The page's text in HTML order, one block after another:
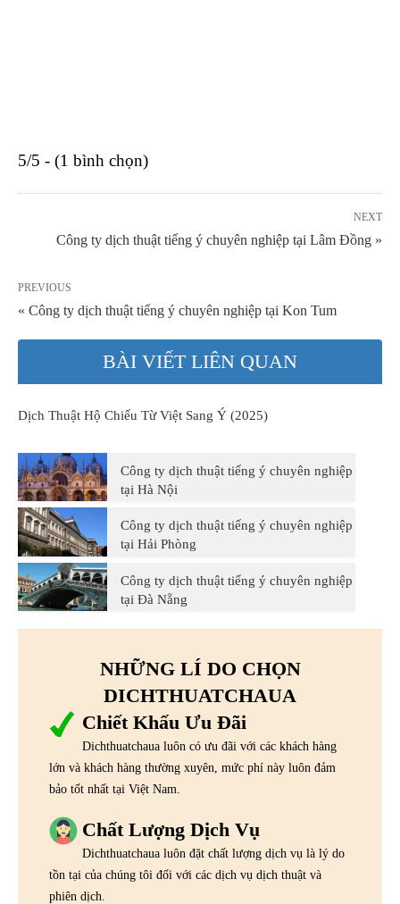
5/5 - (1 bình chọn)
NEXT
Công ty dịch thuật tiếng ý chuyên nghiệp tại Lâm Đồng »
PREVIOUS
« Công ty dịch thuật tiếng ý chuyên nghiệp tại Kon Tum
BÀI VIẾT LIÊN QUAN
Dịch Thuật Hộ Chiếu Từ Việt Sang Ý (2025)
Công ty dịch thuật tiếng ý chuyên nghiệp
tại Hà Nội
Công ty dịch thuật tiếng ý chuyên nghiệp
tại Hải Phòng
Công ty dịch thuật tiếng ý chuyên nghiệp
tại Đà Nẵng
NHỮNG LÍ DO CHỌN
DICHTHUATCHAUA
Chiết Khấu Ưu Đãi
Dichthuatchaua luôn có ưu đãi với các khách hàng
lớn và khách hàng thường xuyên, mức phí này luôn đảm
bảo tốt nhất tại Việt Nam.
Chất Lượng Dịch Vụ
Dichthuatchaua luôn đặt chất lượng dịch vụ là lý do
tồn tại của chúng tôi đối với các dịch vụ dịch thuật và
phiên dịch.